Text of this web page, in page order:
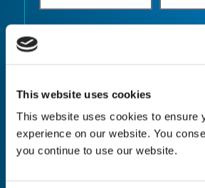
This website uses cookies
This website uses cookies to ensure
experience on our website. You
you continue to use our website.
Quantity* Unit of